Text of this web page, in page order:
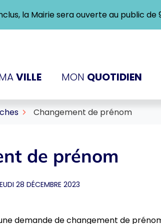
la Mairie sera ouverte au public de
Plaisance-du-Touch
VILLE MON QUOTIDIEN
Changement de prénom
de prénom
28 DÉCEMBRE 2023
demande de changement de